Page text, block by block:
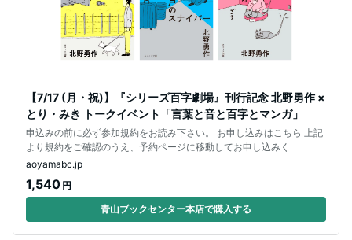
【7/17 (月・祝)】『シリーズ百字劇場』刊行記念 北野勇作 ×
とり・みき トークイベント「言葉と音と百字とマンガ」
申込みの前に必ず参加規約をお読み下さい。 お申し込みはこちら 上記
より規約をご確認のうえ、予約ページに移動してお申し込みく
aoyamabc.jp
1,540 円
青山ブックセンター本店で購入する